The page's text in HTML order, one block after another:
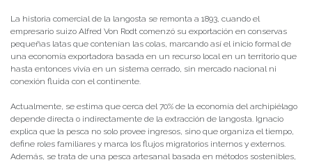
La historia comercial de la langosta se remonta a 1893, cuando el
empresario suizo Alfred Von Rodt comenzó su exportación en conservas
pequeñas latas que contenían las colas, marcando así el inicio formal de
una economía exportadora basada en un recurso local en un territorio que
hasta entonces vivía en un sistema cerrado, sin mercado nacional ni
conexión fluida con el continente.
Actualmente, se estima que cerca del 70% de la economía del archipiélago
depende directa o indirectamente de la extracción de langosta. Ignacio
explica que la pesca no solo provee ingresos, sino que organiza el tiempo,
define roles familiares y marca los flujos migratorios internos y externos.
Además, se trata de una pesca artesanal basada en métodos sostenibles,